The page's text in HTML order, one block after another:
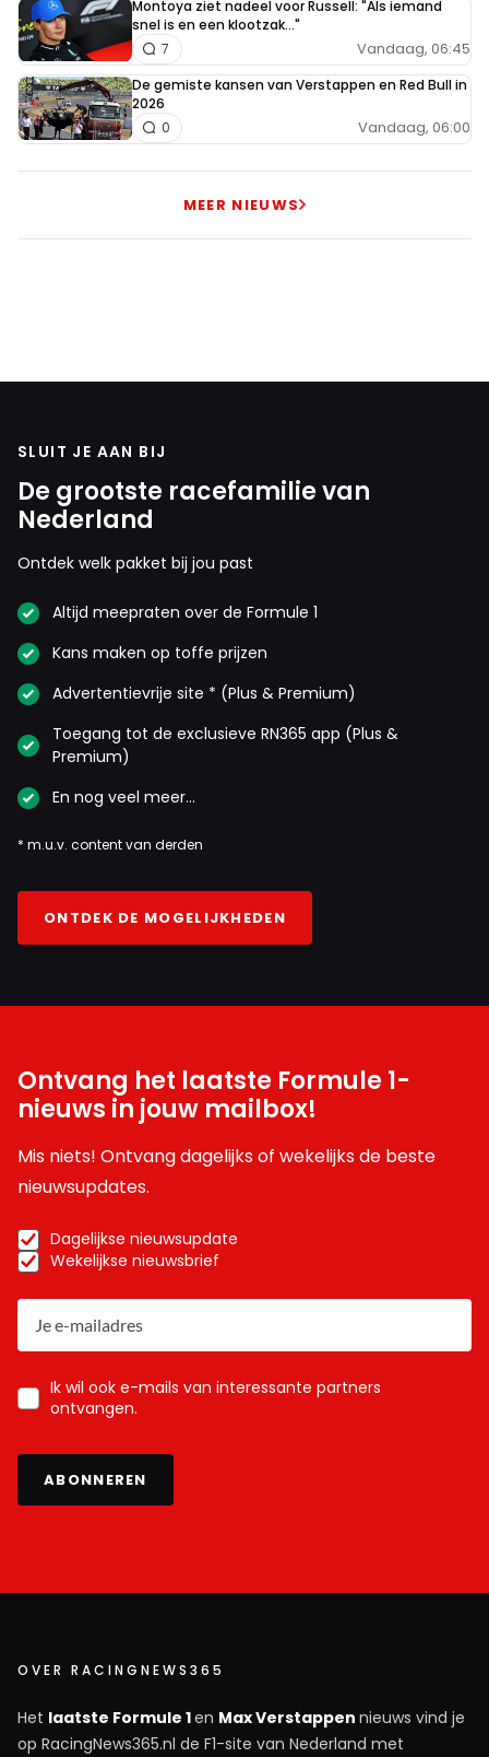
Montoya ziet nadeel voor Russell: "Als iemand
snel is en een klootzak..."
Vandaag, 06:45
7
De gemiste kansen van Verstappen en Red Bull in
2026
Vandaag, 06:00
0
MEER NIEUWS
SLUIT JE AAN BIJ
De grootste racefamilie van
Nederland
Ontdek welk pakket bij jou past
Altijd meepraten over de Formule 1
Kans maken op toffe prijzen
Advertentievrije site * (Plus & Premium)
Toegang tot de exclusieve RN365 app (Plus &
Premium)
En nog veel meer…
* m.u.v. content van derden
ONTDEK DE MOGELIJKHEDEN
Ontvang het laatste Formule 1-
nieuws in jouw mailbox!
Mis niets! Ontvang dagelijks of wekelijks de beste
nieuwsupdates.
Dagelijkse nieuwsupdate
Wekelijkse nieuwsbrief
Ik wil ook e-mails van interessante partners
ontvangen.
ABONNEREN
OVER RACINGNEWS365
Het laatste Formule 1en Max Verstappen nieuws vind je
op RacingNews365.nl de F1-site van Nederland met